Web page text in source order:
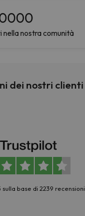
nella nostra comunità
dei nostri clienti
sulla base di 2239 recensioni